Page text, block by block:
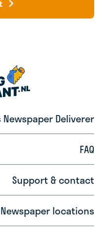
Newspaper Deliverer
FAQ
Support & contact
Newspaper locations